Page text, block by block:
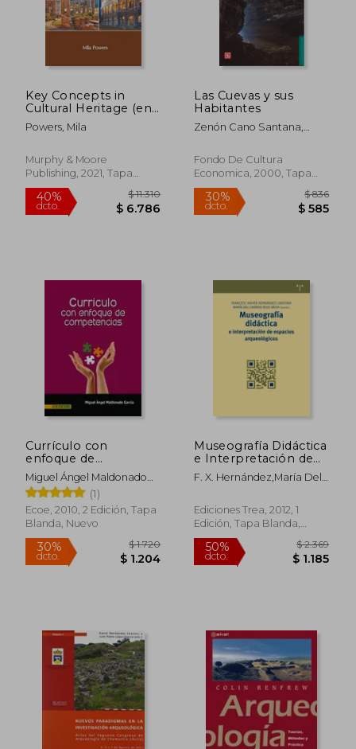
Key Concepts in
Cultural Heritage (en
Inglés)
Powers, Mila
Murphy & Moore
Publishing, 2021, Tapa
Dura, Nuevo
$ 6.786
Las Cuevas y sus
Habitantes
Zenón Cano Santana,
Fondo De Cultura
Economica, 2000, Tapa
Blanda, Nuevo
30%
dcto.
Currículo con
enfoque de
competencias
Miguel Ángel Maldonado
García
(1)
Ecoe, 2010, 2 Edición, Tapa
Blanda, Nuevo
Museografía Didáctica
e Interpretación de
Espacios
Arqueológicos
F. X. Hernández,María Del
Ediciones Trea, 2012, 1
Edición, Tapa Blanda,
Nuevo